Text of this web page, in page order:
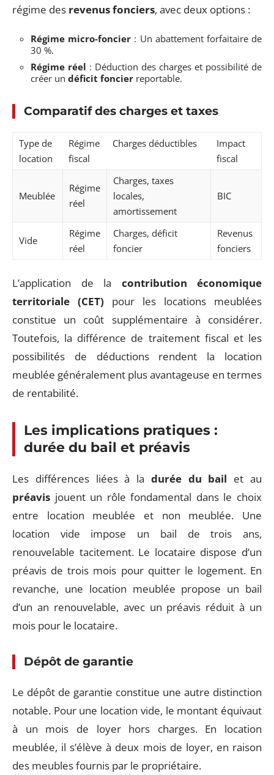
régime des revenus fonciers, avec deux options :
Régime micro-foncier : Un abattement forfaitaire de
30 %.
Régime réel : Déduction des charges et possibilité de
créer un déficit foncier reportable.
Comparatif des charges et taxes
Type de
location
Régime
fiscal
Charges déductibles
Impact
fiscal
Meublée
Régime
réel
Charges, taxes
locales,
amortissement
BIC
Vide
Régime
réel
Charges, déficit
foncier
Revenus
fonciers
L’application de la contribution économique
territoriale (CET) pour les locations meublées
constitue un coût supplémentaire à considérer.
Toutefois, la différence de traitement fiscal et les
possibilités de déductions rendent la location
meublée généralement plus avantageuse en termes
de rentabilité.
Les implications pratiques :
durée du bail et préavis
Les différences liées à la durée du bail et au
préavis jouent un rôle fondamental dans le choix
entre location meublée et non meublée. Une
location vide impose un bail de trois ans,
renouvelable tacitement. Le locataire dispose d’un
préavis de trois mois pour quitter le logement. En
revanche, une location meublée propose un bail
d’un an renouvelable, avec un préavis réduit à un
mois pour le locataire.
Dépôt de garantie
Le dépôt de garantie constitue une autre distinction
notable. Pour une location vide, le montant équivaut
à un mois de loyer hors charges. En location
meublée, il s’élève à deux mois de loyer, en raison
des meubles fournis par le propriétaire.